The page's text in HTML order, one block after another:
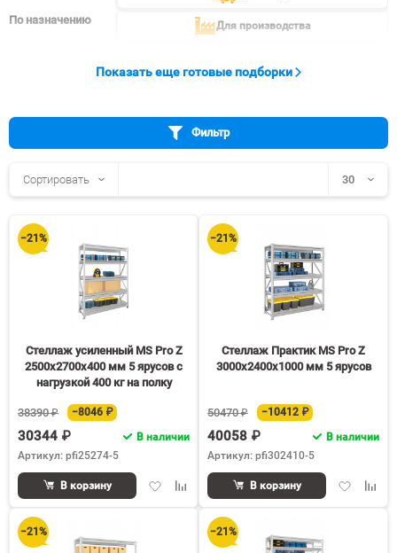
По назначению Для производства
Показать еще готовые подборки
Фильтр
Сортировать 30
−21%
Стеллаж усиленный MS Pro Z
2500х2700х400 мм 5 ярусов с
нагрузкой 400 кг на полку
38390 ₽ −8046 ₽
30344 ₽
В наличии
Артикул: pfi25274-5
ДобавитьДобавить
сравнению
В корзину
−21%
Стеллаж Практик MS Pro Z
3000х2400х1000 мм 5 ярусов
50470 ₽ −10412 ₽
40058 ₽
В наличии
Артикул: pfi302410-5
Добавить
В корзину
−21% −21%